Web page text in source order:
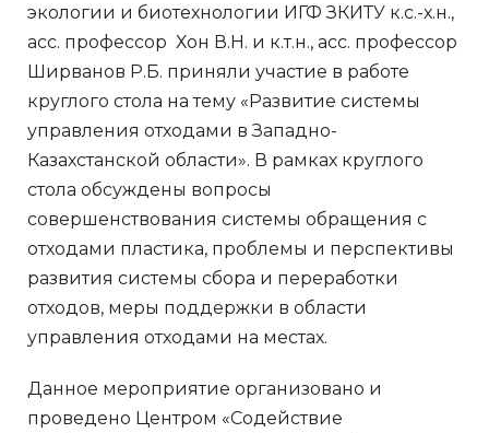
экологии и биотехнологии ИГФ ЗКИТУ к.с.-х.н.,
асс. профессор Хон В.Н. и к.т.н., асс. профессор
Ширванов Р.Б. приняли участие в работе
круглого стола на тему «Развитие системы
управления отходами в Западно-
Казахстанской области». В рамках круглого
стола обсуждены вопросы
совершенствования системы обращения с
отходами пластика, проблемы и перспективы
развития системы сбора и переработки
отходов, меры поддержки в области
управления отходами на местах.
Данное мероприятие организовано и
проведено Центром «Содействие